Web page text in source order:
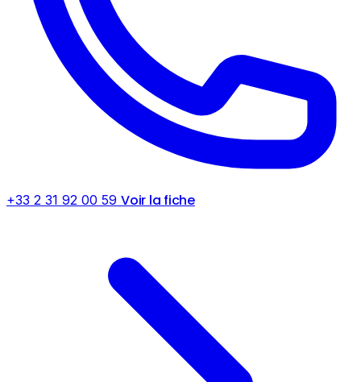
+33 2 31 92 00 59 Voir la fiche